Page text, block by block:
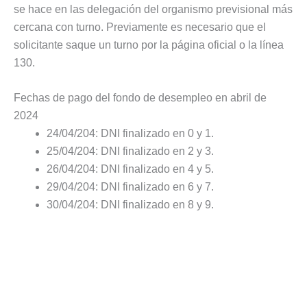
se hace en las delegación del organismo previsional más
cercana con turno. Previamente es necesario que el
solicitante saque un turno por la página oficial o la línea
130.
Fechas de pago del fondo de desempleo en abril de
2024
24/04/204: DNI finalizado en 0 y 1.
25/04/204: DNI finalizado en 2 y 3.
26/04/204: DNI finalizado en 4 y 5.
29/04/204: DNI finalizado en 6 y 7.
30/04/204: DNI finalizado en 8 y 9.